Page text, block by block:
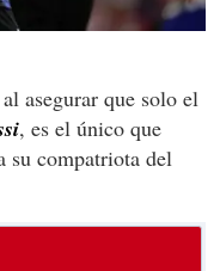
asegurar que solo el
, es el único que
su compatriota del